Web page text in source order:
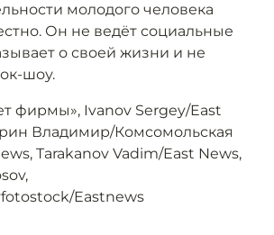
молодого человека
Он не ведёт социальные
о своей жизни и не
шоу.
фирмы», Ivanov Sergey/East
Владимир/Комсомольская
Tarakanov Vadim/East News,
Eastnews